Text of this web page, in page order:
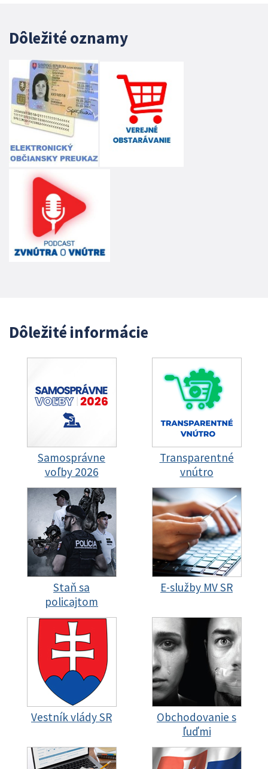
Dôležité oznamy
Dôležité informácie
Samosprávne
voľby 2026
Transparentné
vnútro
Staň sa
policajtom
E-služby MV SR
Vestník vlády SR
Obchodovanie s
ľuďmi